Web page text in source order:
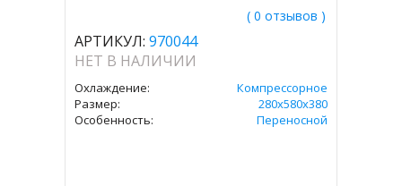
( 0 отзывов )
АРТИКУЛ: 970044
НЕТ В НАЛИЧИИ
Охлаждение:
Компрессорное
Размер:
280х580х380
Особенность:
Переносной